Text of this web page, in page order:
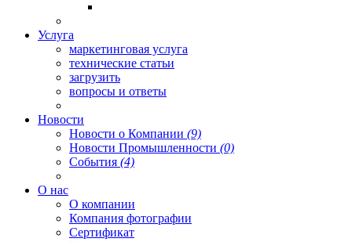
Услуга
маркетинговая услуга
технические статьи
загрузить
вопросы и ответы
Новости
Новости о Компании (9)
Новости Промышленности (0)
События (4)
О нас
О компании
Компания фотографии
Сертификат